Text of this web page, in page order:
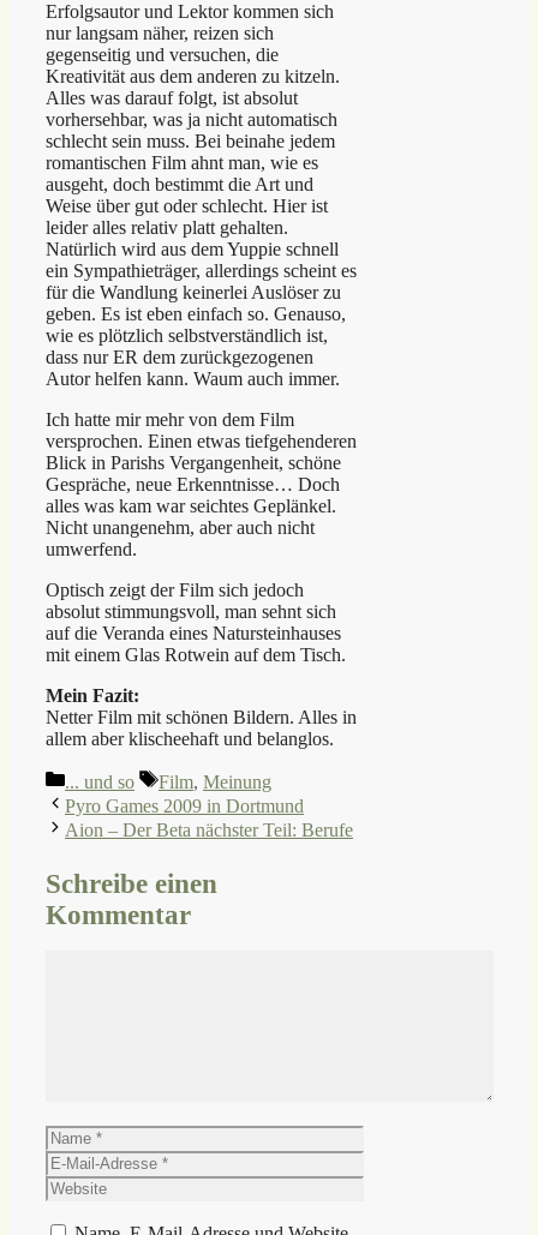
Erfolgsautor und Lektor kommen sich
nur langsam näher, reizen sich
gegenseitig und versuchen, die
Kreativität aus dem anderen zu kitzeln.
Alles was darauf folgt, ist absolut
vorhersehbar, was ja nicht automatisch
schlecht sein muss. Bei beinahe jedem
romantischen Film ahnt man, wie es
ausgeht, doch bestimmt die Art und
Weise über gut oder schlecht. Hier ist
leider alles relativ platt gehalten.
Natürlich wird aus dem Yuppie schnell
ein Sympathieträger, allerdings scheint es
für die Wandlung keinerlei Auslöser zu
geben. Es ist eben einfach so. Genauso,
wie es plötzlich selbstverständlich ist,
dass nur ER dem zurückgezogenen
Autor helfen kann. Waum auch immer.
Ich hatte mir mehr von dem Film
versprochen. Einen etwas tiefgehenderen
Blick in Parishs Vergangenheit, schöne
Gespräche, neue Erkenntnisse… Doch
alles was kam war seichtes Geplänkel.
Nicht unangenehm, aber auch nicht
umwerfend.
Optisch zeigt der Film sich jedoch
absolut stimmungsvoll, man sehnt sich
auf die Veranda eines Natursteinhauses
mit einem Glas Rotwein auf dem Tisch.
Mein Fazit:
Netter Film mit schönen Bildern. Alles in
allem aber klischeehaft und belanglos.
Kategorien
... und so Schlagwörter
Film, Meinung
Pyro Games 2009 in Dortmund
Aion – Der Beta nächster Teil: Berufe
Schreibe einen
Kommentar
Name
E-
Mail-
Adresse
Website